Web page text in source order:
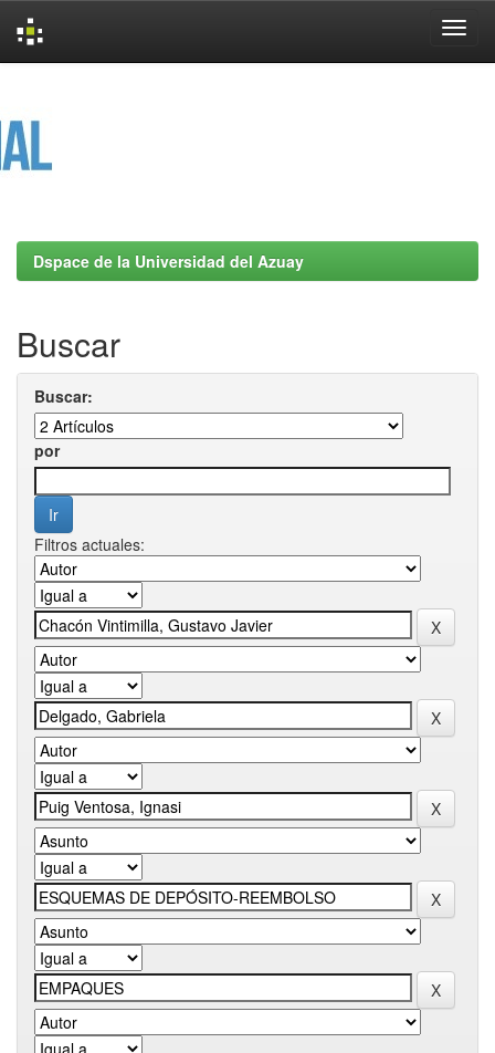
Dspace de la Universidad del Azuay
Buscar
Buscar:
por
Filtros actuales: